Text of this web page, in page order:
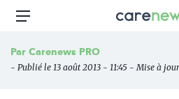
Aller
principal
Carenews,
des
Menu
Par Carenews PRO
- Publié le 13 août 2013 - 11:45 - Mise à